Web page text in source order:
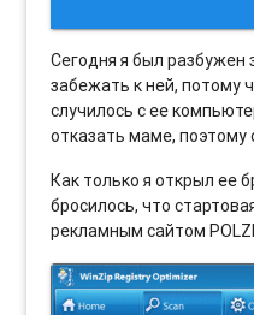
Сегодня я был
забежать к ней, потому
случилось с ее
отказать маме, поэтому
Как только я открыл ее
бросилось, что
рекламным сайтом